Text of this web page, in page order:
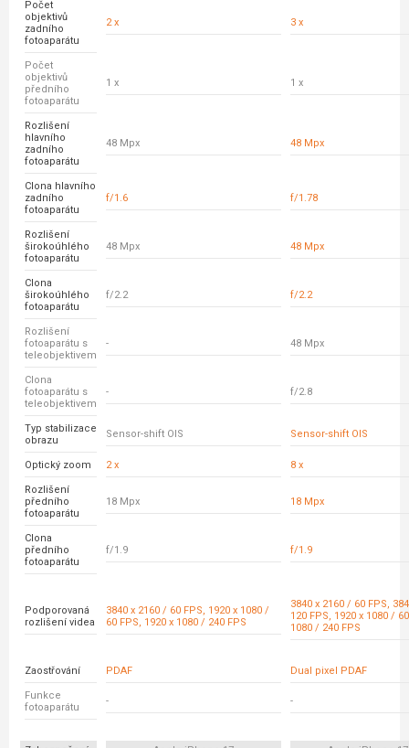
Počet
objektivů
zadního
fotoaparátu
2 x 3 x
Počet
objektivů
předního
fotoaparátu
1 x 1 x
Rozlišení
hlavního
zadního
fotoaparátu
48 Mpx 48 Mpx
Clona hlavního
zadního
fotoaparátu
f/1.6 f/1.78
Rozlišení
širokoúhlého
fotoaparátu
48 Mpx 48 Mpx
Clona
širokoúhlého
fotoaparátu
f/2.2 f/2.2
Rozlišení
fotoaparátu s
teleobjektivem
- 48 Mpx
Clona
fotoaparátu s
teleobjektivem
- f/2.8
Typ stabilizace
obrazu
Sensor-shift OIS Sensor-shift OIS
Optický zoom 2 x 8 x
Rozlišení
předního
fotoaparátu
18 Mpx 18 Mpx
Clona
předního
fotoaparátu
f/1.9 f/1.9
Podporovaná
rozlišení videa
3840 x 2160 / 60 FPS, 1920 x 1080 /
60 FPS, 1920 x 1080 / 240 FPS
3840 x 2160 / 60 FPS,
120 FPS, 1920 x 1080 /
1080 / 240 FPS
Zaostřování PDAF Dual pixel PDAF
Funkce
fotoaparátu
- -